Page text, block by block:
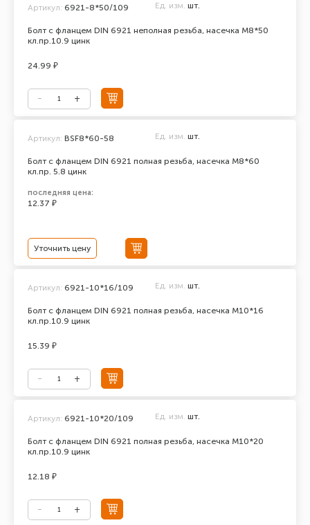
Болт с фланцем DIN 6921 неполная резьба, насечка М8*50
кл.пр.10.9 цинк
Артикул: 6921-8*50/109 Ед. изм. шт.
24.99 ₽
Болт с фланцем DIN 6921 полная резьба, насечка М8*60
кл.пр. 5.8 цинк
Артикул: BSF8*60-58 Ед. изм. шт.
последняя цена:
12.37 ₽
Уточнить цену
Болт с фланцем DIN 6921 полная резьба, насечка М10*16
кл.пр.10.9 цинк
Артикул: 6921-10*16/109 Ед. изм. шт.
15.39 ₽
Болт с фланцем DIN 6921 полная резьба, насечка М10*20
кл.пр.10.9 цинк
Артикул: 6921-10*20/109 Ед. изм. шт.
12.18 ₽